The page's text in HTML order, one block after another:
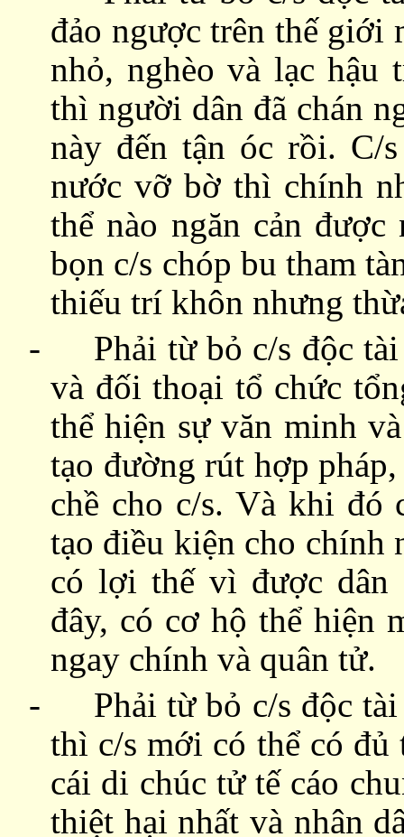
đảo ngược trên thế giới
nhỏ, nghèo và lạc hậu
thì người dân đã chán
này đến tận óc rồi. C/
nước vỡ bờ thì chính
thể nào ngăn cản
bọn c/s chóp bu tham
thiếu trí khôn nhưng
-
Phải từ bỏ c/s độc
và đối thoại tổ chức
thể hiện sự văn minh
tạo đường rút hợp
chề cho c/s. Và khi đó
tạo điều kiện cho chính
có lợi thế vì được dân
đây, có cơ hộ thể hiện
ngay chính và quân tử.
-
Phải từ bỏ c/s độc
thì c/s mới có thể có
cái di chúc tử tế cáo
thiệt hại nhất và nhân